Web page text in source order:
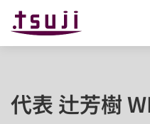
代表 辻芳樹